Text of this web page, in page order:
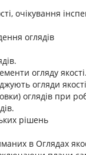
очікування
оглядів
огляду якості.
огляди
оглядів при
рішень
в Оглядах